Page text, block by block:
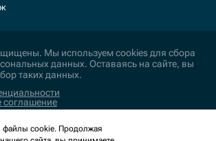
Мы используем cookies для сбора
данных. Оставаясь на сайте, вы
таких данных.
соглашение
персональных данных
cookie. Продолжая